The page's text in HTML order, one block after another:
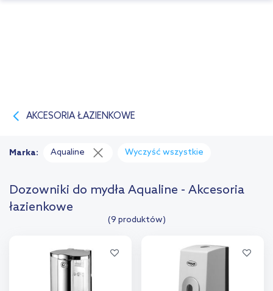
AKCESORIA ŁAZIENKOWE
Dozowniki do mydła Aqualine - Akcesoria
łazienkowe
(9 produktów)
Marka: Aqualine Wyczyść wszystkie